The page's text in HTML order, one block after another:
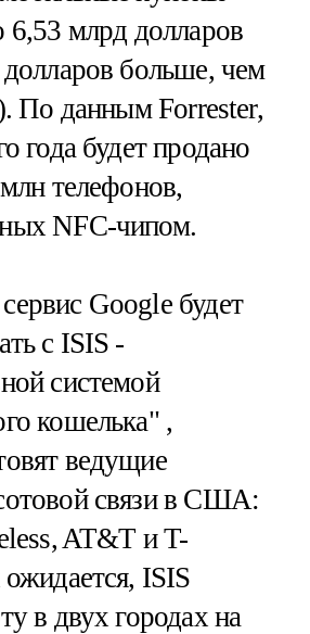
6,53 млрд долларов
больше, чем
По данным Forrester,
года будет продано
телефонов,
NFC-чипом.
Google будет
с ISIS -
системой
кошелька" ,
ведущие
связи в США:
AT&T и T-
ISIS
в двух городах на